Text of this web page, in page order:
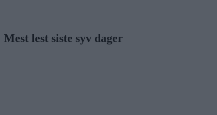
Mest lest siste syv dager